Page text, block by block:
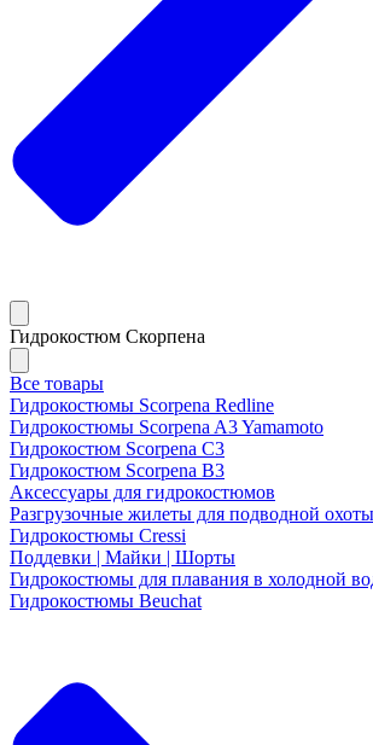
Гидрокостюм Скорпена
Все товары
Гидрокостюмы Scorpena Redline
Гидрокостюмы Scorpena A3 Yamamoto
Гидрокостюм Scorpena C3
Гидрокостюм Scorpena B3
Аксессуары для гидрокостюмов
Разгрузочные жилеты для подводной охоты
Гидрокостюмы Cressi
Поддевки | Майки | Шорты
Гидрокостюмы для плавания в холодной
Гидрокостюмы Beuchat